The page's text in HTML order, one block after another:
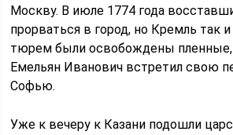
Москву. В июле 1774 года
прорваться в город, но Кремль так и
тюрем были освобождены
Емельян Иванович встретил свою
Софью.
Уже к вечеру к Казани подошли